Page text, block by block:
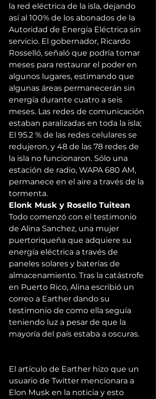
la red eléctrica de la isla, dejando
así al 100% de los abonados de la
Autoridad de Energía Eléctrica sin
servicio. El gobernador, Ricardo
Rosselló, señaló que podría tomar
meses para restaurar el poder en
algunos lugares, estimando que
algunas áreas permanecerán sin
energía durante cuatro a seis
meses. Las redes de comunicación
estaban paralizadas en toda la isla;
El 95.2 % de las redes celulares se
redujeron, y 48 de las 78 redes de
la isla no funcionaron. Sólo una
estación de radio, WAPA 680 AM,
permanece en el aire a través de la
tormenta.
Elonk Musk y Rosello Tuitean
Todo comenzó con el testimonio
de Alina Sanchez, una mujer
puertoriqueña que adquiere su
energía eléctrica a través de
paneles solares y baterías de
almacenamiento. Tras la catástrofe
en Puerto Rico, Alina escribió un
correo a Earther dando su
testimonio de como ella seguía
teniendo luz a pesar de que la
mayoría del país estaba a oscuras.
El artículo de Earther hizo que un
usuario de Twitter mencionara a
Elon Musk en la noticia y esto